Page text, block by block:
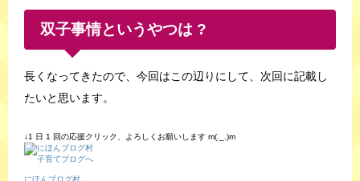
双子事情というやつは ?
長くなってきたので、今回はこの辺りにして、次回に記載し
たいと思います。
↓1 日 1 回の応援クリック、よろしくお願いします m(._.)m
にほんブログ村